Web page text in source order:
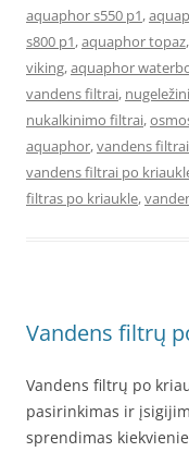
aquaphor s550 p1,
s800 p1,aquaphor topaz,
viking,aquaphor
vandens filtrai,
nukalkinimo filtrai,
aquaphor,vandens
vandens filtrai po
filtras po kriaukle,
Vandens filtrų
Vandens filtrų po
pasirinkimas ir
sprendimas